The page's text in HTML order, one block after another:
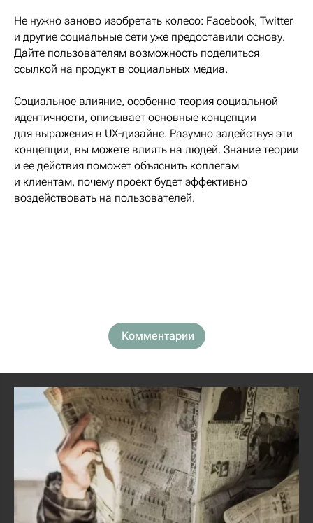
Не нужно заново изобретать колесо: Facebook, Twitter
и другие социальные сети уже предоставили основу.
Дайте пользователям возможность поделиться
ссылкой на продукт в социальных медиа.
Социальное влияние, особенно теория социальной
идентичности, описывает основные концепции
для выражения в UX-дизайне. Разумно задействуя эти
концепции, вы можете влиять на людей. Знание теории
и ее действия поможет объяснить коллегам
и клиентам, почему проект будет эффективно
воздействовать на пользователей.
Комментарии